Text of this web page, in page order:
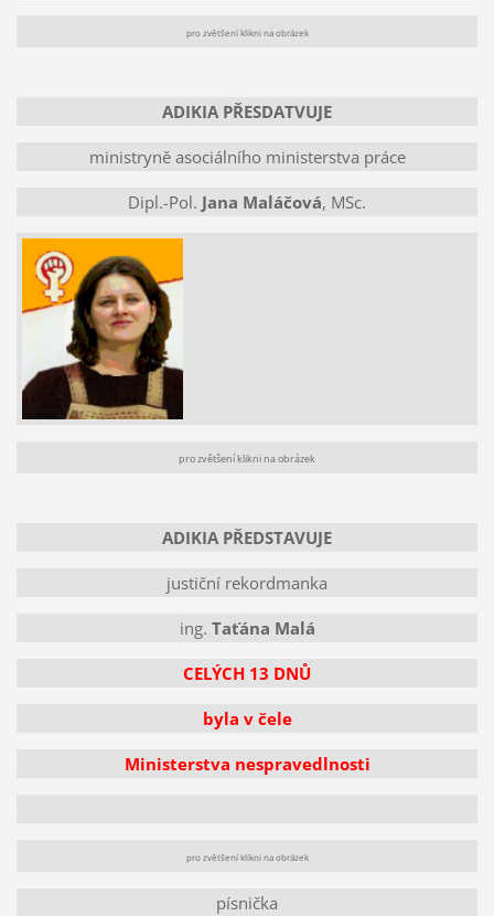
pro zvětšení klikni na obrázek
ADIKIA PŘESDATVUJE
ministryně asociálního ministerstva práce
Dipl.-Pol. Jana Maláčová, MSc.
pro zvětšení klikni na obrázek
ADIKIA PŘEDSTAVUJE
justiční rekordmanka
ing. Taťána Malá
CELÝCH 13 DNŮ
byla v čele
Ministerstva nespravedlnosti
pro zvětšení klikni na obrázek
písnička